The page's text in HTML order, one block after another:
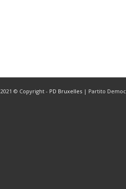
2021 © Copyright - PD Bruxelles | Partito